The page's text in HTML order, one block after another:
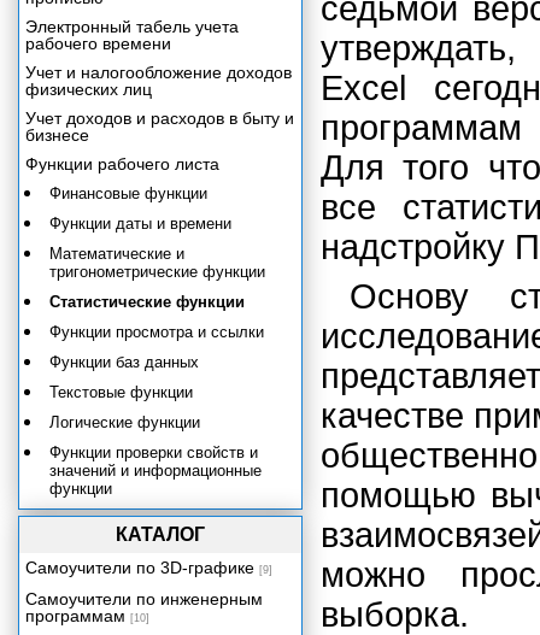
седьмой
Excel
Для того
все
надстройку
Основу
качестве
помощью
можно
выборка.
Электронный табель учета
рабочего времени
Учет и налогообложение доходов
физических лиц
Учет доходов и расходов в быту и
бизнесе
Функции рабочего листа
Финансовые функции
Функции даты и времени
Математические и
тригонометрические функции
Статистические функции
Функции просмотра и ссылки
Функции баз данных
Текстовые функции
Логические функции
Функции проверки свойств и
значений и информационные
функции
КАТАЛОГ
Самоучители по 3D-графике [9]
Самоучители по инженерным
программам [10]